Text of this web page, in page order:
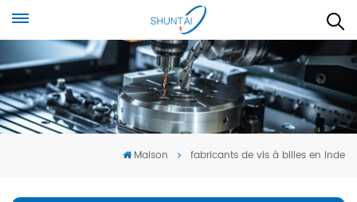
Maison fabricants de vis à billes en Inde